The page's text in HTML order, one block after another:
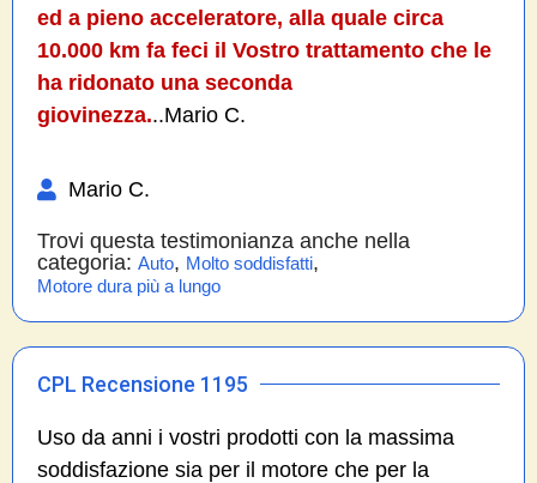
ed a pieno acceleratore, alla quale circa
10.000 km fa feci il Vostro trattamento che le
ha ridonato una seconda
giovinezza...Mario C.
Mario C.
Trovi questa testimonianza anche nella
categoria: Auto, Molto soddisfatti,
Motore dura più a lungo
CPL Recensione 1195
Uso da anni i vostri prodotti con la massima
soddisfazione sia per il motore che per la